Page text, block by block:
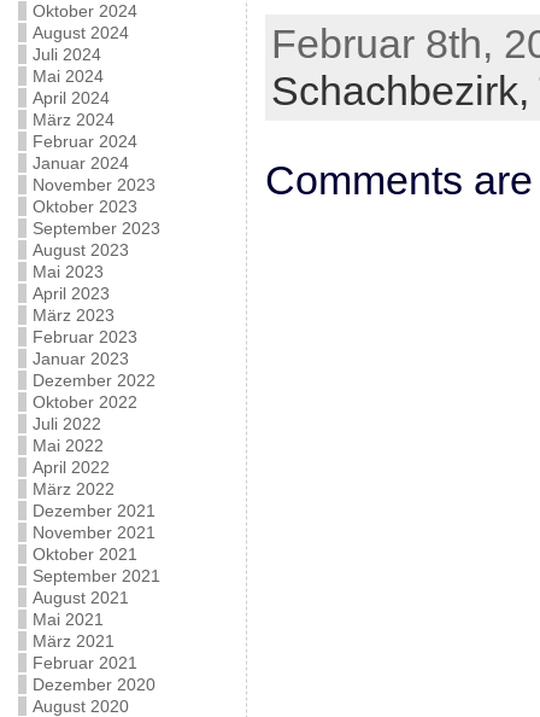
Oktober 2024
August 2024
Juli 2024
Mai 2024
April 2024
März 2024
Februar 2024
Januar 2024
November 2023
Oktober 2023
September 2023
August 2023
Mai 2023
April 2023
März 2023
Februar 2023
Januar 2023
Dezember 2022
Oktober 2022
Juli 2022
Mai 2022
April 2022
März 2022
Dezember 2021
November 2021
Oktober 2021
September 2021
August 2021
Mai 2021
März 2021
Februar 2021
Dezember 2020
August 2020
Februar 8th,
Schachbezirk,
Comments